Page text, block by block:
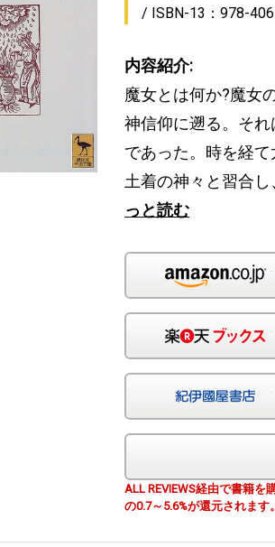
ISBN-13：978-
内容紹介:
魔女とは何か?魔女
神信仰に遡る。そ
であった。時を経
土着の神々と習合
っと読む
ALL REVIEWS経由で書籍
の0.7～5.6%が還元されます